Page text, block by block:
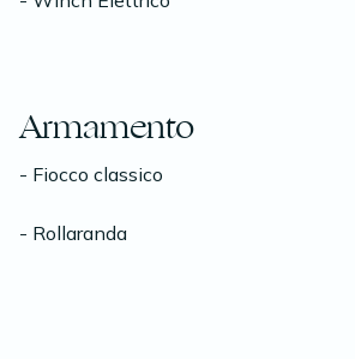
Armamento
- Fiocco classico
- Rollaranda